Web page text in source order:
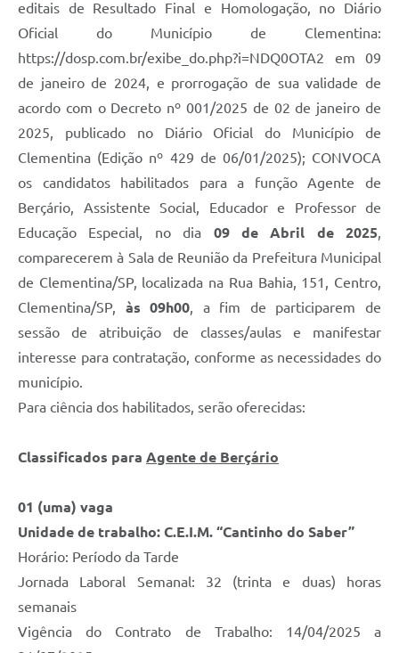
editais de Resultado Final e Homologação, no Diário
Oficial do Município de Clementina:
https://dosp.com.br/exibe_do.php?i=NDQ0OTA2 em 09
de janeiro de 2024, e prorrogação de sua validade de
acordo com o Decreto nº 001/2025 de 02 de janeiro de
2025, publicado no Diário Oficial do Município de
Clementina (Edição nº 429 de 06/01/2025); CONVOCA
os candidatos habilitados para a função Agente de
Berçário, Assistente Social, Educador e Professor de
Educação Especial, no dia 09 de Abril de 2025,
comparecerem à Sala de Reunião da Prefeitura Municipal
de Clementina/SP, localizada na Rua Bahia, 151, Centro,
Clementina/SP, às 09h00, a fim de participarem de
sessão de atribuição de classes/aulas e manifestar
interesse para contratação, conforme as necessidades do
município.
Para ciência dos habilitados, serão oferecidas:
Classificados para Agente de Berçário
01 (uma) vaga
Unidade de trabalho: C.E.I.M. “Cantinho do Saber”
Horário: Período da Tarde
Jornada Laboral Semanal: 32 (trinta e duas) horas
semanais
Vigência do Contrato de Trabalho: 14/04/2025 a